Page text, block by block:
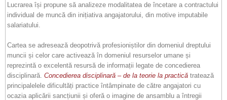
Lucrarea își propune să analizeze modalitatea de încetare a contractului
individual de muncă din inițiativa angajatorului, din motive imputabile
salariatului.
Cartea se adresează deopotrivă profesioniștilor din domeniul dreptului
muncii și celor care activează în domeniul resurselor umane și
reprezintă o excelentă resursă de informații legate de concedierea
disciplinară. Concedierea disciplinară – de la teorie la practică tratează
principalelele dificultăți practice întâmpinate de către angajatori cu
ocazia aplicării sancțiunii și oferă o imagine de ansamblu a întregii